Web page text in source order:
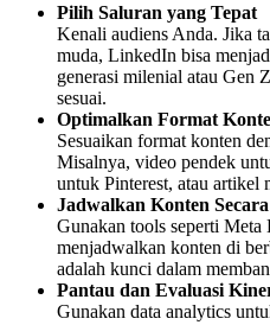
Pilih Saluran yang Tepat
Kenali audiens Anda. Jika
muda, LinkedIn bisa
generasi milenial atau Gen
sesuai.
Optimalkan Format
Sesuaikan format konten
Misalnya, video pendek
untuk Pinterest, atau artikel
Jadwalkan Konten
Gunakan tools seperti
menjadwalkan konten di
adalah kunci dalam
Pantau dan Evaluasi
Gunakan data analytics